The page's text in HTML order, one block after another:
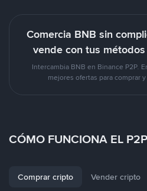
Comercia BNB sin
vende con tus
Intercambia BNB en Binance P2P.
mejores ofertas para comprar
CÓMO FUNCIONA EL P2P
Comprar cripto Vender cripto